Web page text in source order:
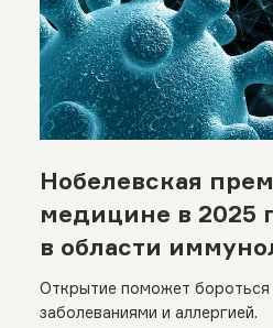
Нобелевская
медицине в 2025
в области
Открытие поможет
заболеваниями и аллергией.